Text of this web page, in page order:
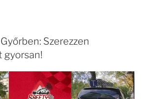
Szerezzen
gyorsan!